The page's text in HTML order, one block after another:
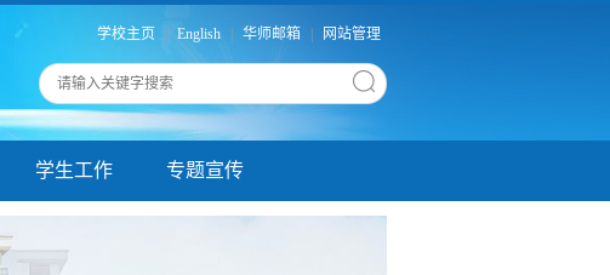
学校主页 English 华师邮箱 网站管理
学生工作 专题宣传